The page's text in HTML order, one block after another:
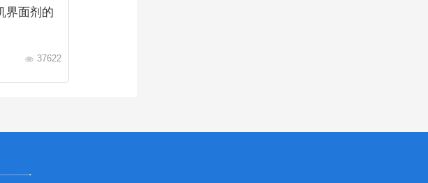
界面剂的
37622